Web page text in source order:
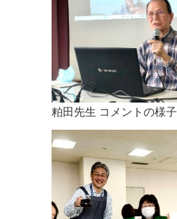
粕田先生 コメントの様子